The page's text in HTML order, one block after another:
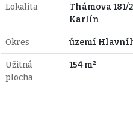
Lokalita
Thámova 181/
Karlín
Okres území
Užitná
plocha
154 m²